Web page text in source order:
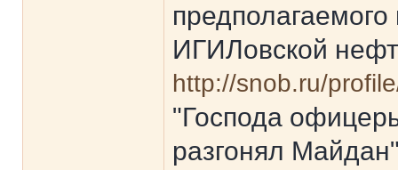
ИГИЛовской
http://snob.ru/
"Господа
разгонял